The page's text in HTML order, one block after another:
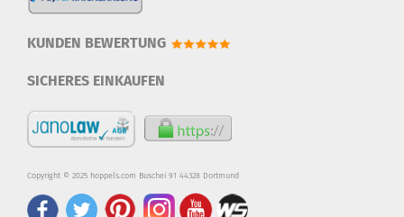
KUNDEN BEWERTUNG
SICHERES EINKAUFEN
Copyright © 2025 hoppels.com Buschei 91 44328 Dortmund